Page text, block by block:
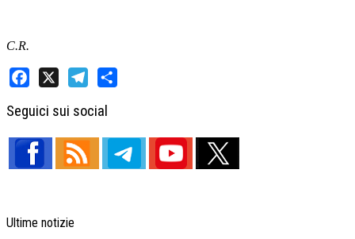
C.R.
Seguici sui social
Ultime notizie